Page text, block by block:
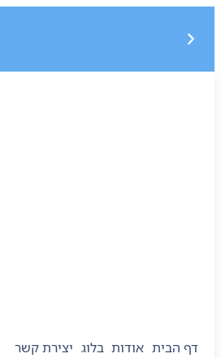
דף הבית אודות בלוג יצירת קשר